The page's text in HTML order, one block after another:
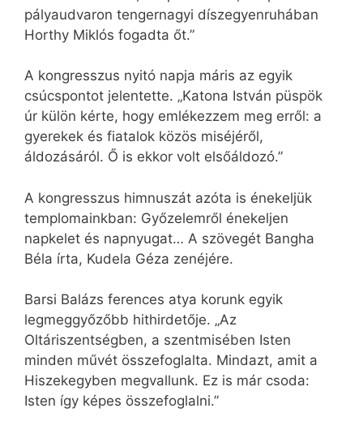
pályaudvaron tengernagyi díszegyenruhában
Horthy Miklós fogadta őt.”
A kongresszus nyitó napja máris az egyik
csúcspontot jelentette. „Katona István püspök
úr külön kérte, hogy emlékezzem meg erről: a
gyerekek és fiatalok közös miséjéről,
áldozásáról. Ő is ekkor volt elsőáldozó.”
A kongresszus himnuszát azóta is énekeljük
templomainkban: Győzelemről énekeljen
napkelet és napnyugat… A szövegét Bangha
Béla írta, Kudela Géza zenéjére.
Barsi Balázs ferences atya korunk egyik
legmeggyőzőbb hithirdetője. „Az
Oltáriszentségben, a szentmisében Isten
minden művét összefoglalta. Mindazt, amit a
Hiszekegyben megvallunk. Ez is már csoda:
Isten így képes összefoglalni.”